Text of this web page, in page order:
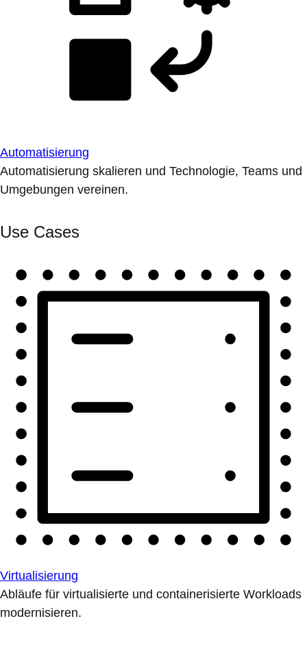
Automatisierung
Automatisierung skalieren und Technologie, Teams und
Umgebungen vereinen.
Use Cases
Virtualisierung
Abläufe für virtualisierte und containerisierte Workloads
modernisieren.